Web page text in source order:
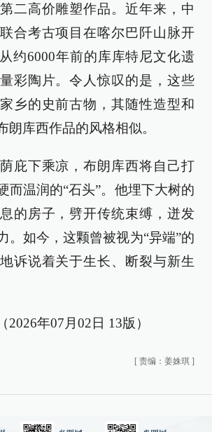
二高价雕塑作品。近年来，中
合考古项目在喀尔巴阡山脉开
约6000年前的库库特尼文化遗
彩陶片。令人惊叹的是，这些
乡的史前古物，其随性造型和
朗库西作品的风格相似。
庇下乘凉，布朗库西将自己打
而温润的“石头”。他埋下大树的
的房子，劈开传统束缚，迸发
。如今，这颗曾被视为“异端”的
诉说着关于生长、断裂与新生
2026年07月02日 13版）
[ 责编：姜姝琪 ]